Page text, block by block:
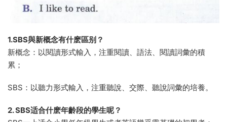
1.SBS與新概念有什麽區别？
新概念：以閱讀形式輸入，注重閱讀、語法、閱讀詞彙的積
累；
SBS：以聽力形式輸入，注重聽說、交際、聽說詞彙的培養。
2. SBS适合什麽年齡段的學生呢？